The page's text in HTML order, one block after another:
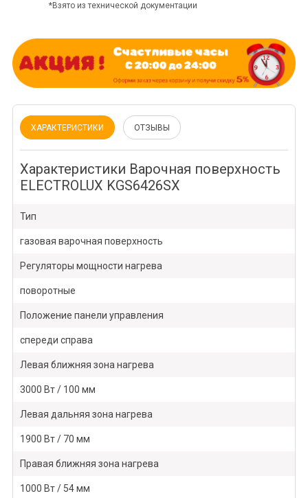
*Взято из технической документации
ХАРАКТЕРИСТИКИ ОТЗЫВЫ
Характеристики Варочная поверхность
ELECTROLUX KGS6426SX
Тип
газовая варочная поверхность
Регуляторы мощности нагрева
поворотные
Положение панели управления
спереди справа
Левая ближняя зона нагрева
3000 Вт / 100 мм
Левая дальняя зона нагрева
1900 Вт / 70 мм
Правая ближняя зона нагрева
1000 Вт / 54 мм